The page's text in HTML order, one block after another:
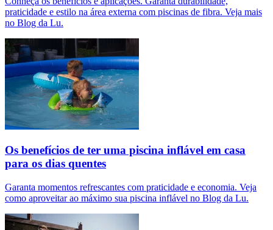
praticidade e estilo na área externa com piscinas de fibra. Veja mais
no Blog da Lu.
Os benefícios de ter uma piscina inflável em casa
para os dias quentes
Garanta momentos refrescantes com praticidade e economia. Veja
como aproveitar ao máximo sua piscina inflável no Blog da Lu.